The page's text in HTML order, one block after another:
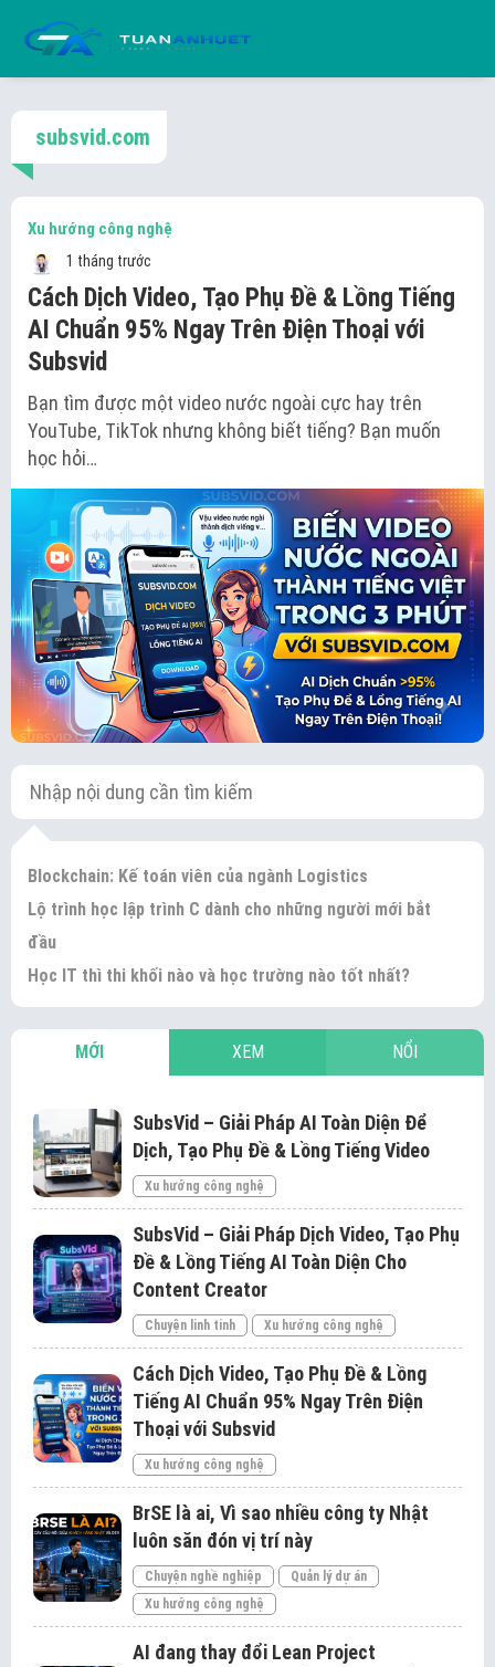
subsvid.com
Xu hướng công nghệ
1 tháng trước
Cách Dịch Video, Tạo Phụ Đề & Lồng Tiếng
AI Chuẩn 95% Ngay Trên Điện Thoại với
Subsvid
Bạn tìm được một video nước ngoài cực hay trên
YouTube, TikTok nhưng không biết tiếng? Bạn muốn
học hỏi…
Blockchain: Kế toán viên của ngành Logistics
Lộ trình học lập trình C dành cho những người mới bắt
đầu
Học IT thì thi khối nào và học trường nào tốt nhất?
MỚI XEM NỔI
SubsVid – Giải Pháp AI Toàn Diện Để
Dịch, Tạo Phụ Đề & Lồng Tiếng Video
Xu hướng công nghệ
SubsVid – Giải Pháp Dịch Video, Tạo Phụ
Đề & Lồng Tiếng AI Toàn Diện Cho
Content Creator
Chuyện linh tinh Xu hướng công nghệ
Cách Dịch Video, Tạo Phụ Đề & Lồng
Tiếng AI Chuẩn 95% Ngay Trên Điện
Thoại với Subsvid
Xu hướng công nghệ
BrSE là ai, Vì sao nhiều công ty Nhật
luôn săn đón vị trí này
Chuyện nghề nghiệp
Quản lý dự án
Xu hướng công nghệ
AI đang thay đổi Lean Project